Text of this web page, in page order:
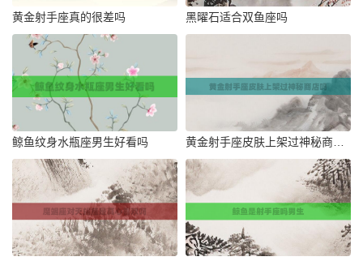
黄金射手座真的很差吗 黑曜石适合双鱼座吗
鲸鱼纹身水瓶座男生好看吗